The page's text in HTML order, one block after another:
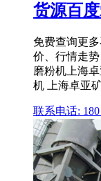
货源百
免费查询更
价、行情走
磨粉机上海
机 上海卓亚
联系电话: 180